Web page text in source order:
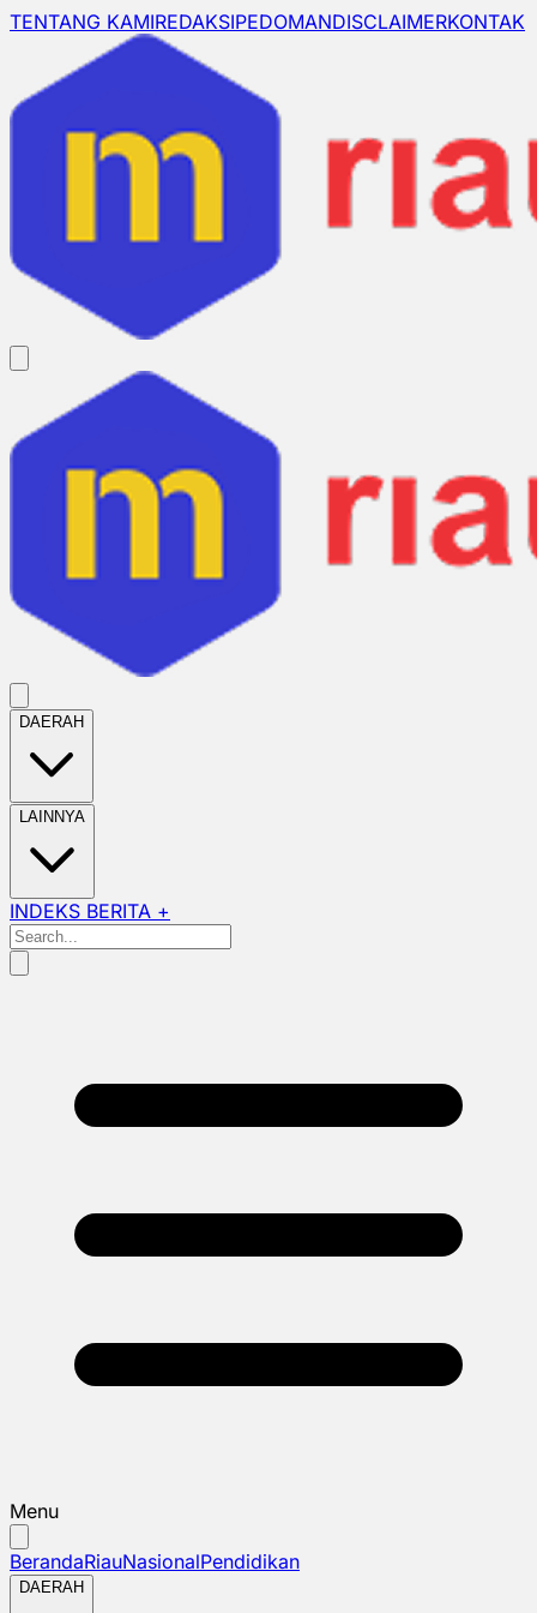
TENTANG KAMIREDAKSIPEDOMANDISCLAIMERKONTAK
DAERAH
LAINNYA
INDEKS BERITA +
Menu
BerandaRiauNasionalPendidikan
DAERAH